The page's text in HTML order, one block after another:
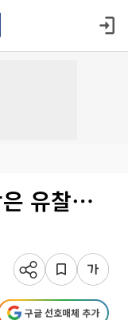
은 유찰⋯
구글 선호매체 추가